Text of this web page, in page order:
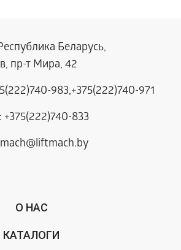
Беларусь,
пр-т Мира, 42
983,+375(222)740-971
+375(222)740-833
О НАС
КАТАЛОГИ